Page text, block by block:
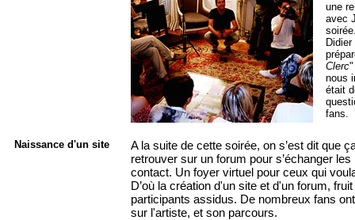
une
avec
Clerc"
nous
était
fans.
Naissance d'un site
A la suite de cette soirée, on s’est dit que
retrouver sur un forum pour s’échanger
contact. Un foyer virtuel pour ceux qui
D’où la création d'un site et d'un forum,
participants assidus. De nombreux fans
sur l'artiste, et son parcours.